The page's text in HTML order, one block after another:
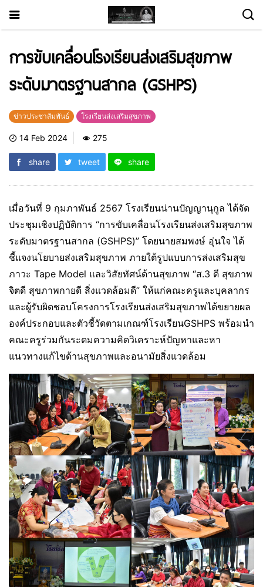
การขับเคลื่อนโรงเรียนส่งเสริมสุขภาพ
ระดับมาตรฐานสากล (GSHPS)
ข่าวประชาสัมพันธ์ โรงเรียนส่งเสริมสุขภาพ
14 Feb 2024 275
share tweet share
เมื่อวันที่ 9 กุมภาพันธ์ 2567 โรงเรียนน่านปัญญานุกูล ได้จัด
ประชุมเชิงปฏิบัติการ “การขับเคลื่อนโรงเรียนส่งเสริมสุขภาพ
ระดับมาตรฐานสากล (GSHPS)” โดยนายสมพงษ์ อุ่นใจ ได้
ชี้แจงนโยบายส่งเสริมสุขภาพ ภายใต้รูปแบบการส่งเสริมสุข
ภาวะ Tape Model และวิสัยทัศน์ด้านสุขภาพ “ส.3 ดี สุขภาพ
จิตดี สุขภาพกายดี สิ่งแวดล้อมดี” ให้แก่คณะครูและบุคลากร
และผู้รับผิดชอบโครงการโรงเรียนส่งเสริมสุขภาพได้ขยายผล
องค์ประกอบและตัวชี้วัดตามเกณฑ์โรงเรียนGSHPS พร้อมนำ
คณะครูร่วมกันระดมความคิดวิเคราะห์ปัญหาและหา
แนวทางแก้ไขด้านสุขภาพและอนามัยสิ่งแวดล้อม